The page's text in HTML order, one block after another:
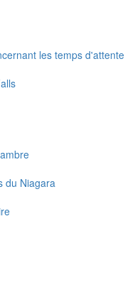
les temps d'attente
du Niagara